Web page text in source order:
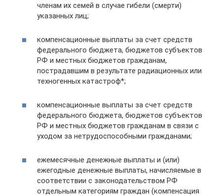
членам их семей в случае гибели (смерти)
указанных лиц;
компенсационные выплаты за счет средств
федерального бюджета, бюджетов субъектов
РФ и местных бюджетов гражданам,
пострадавшим в результате радиационных или
техногенных катастроф*;
компенсационные выплаты за счет средств
федерального бюджета, бюджетов субъектов
РФ и местных бюджетов гражданам в связи с
уходом за нетрудоспособными гражданами;
ежемесячные денежные выплаты и (или)
ежегодные денежные выплаты, начисляемые в
соответствии с законодательством РФ
отдельным категориям граждан (компенсация